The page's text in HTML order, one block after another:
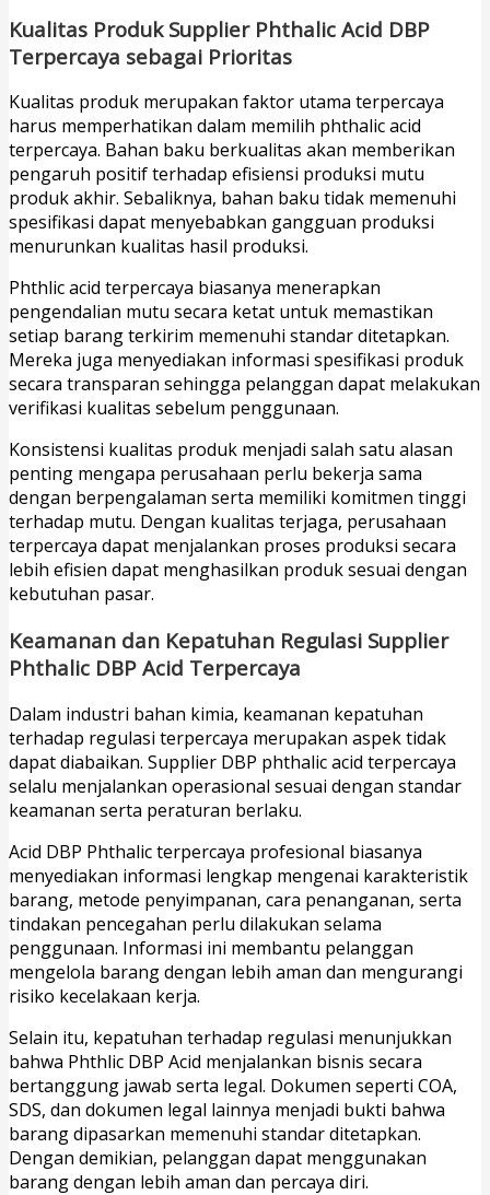
Kualitas Produk Supplier Phthalic Acid DBP
Terpercaya sebagai Prioritas
Kualitas produk merupakan faktor utama terpercaya
harus memperhatikan dalam memilih phthalic acid
terpercaya. Bahan baku berkualitas akan memberikan
pengaruh positif terhadap efisiensi produksi mutu
produk akhir. Sebaliknya, bahan baku tidak memenuhi
spesifikasi dapat menyebabkan gangguan produksi
menurunkan kualitas hasil produksi.
Phthlic acid terpercaya biasanya menerapkan
pengendalian mutu secara ketat untuk memastikan
setiap barang terkirim memenuhi standar ditetapkan.
Mereka juga menyediakan informasi spesifikasi produk
secara transparan sehingga pelanggan dapat melakukan
verifikasi kualitas sebelum penggunaan.
Konsistensi kualitas produk menjadi salah satu alasan
penting mengapa perusahaan perlu bekerja sama
dengan berpengalaman serta memiliki komitmen tinggi
terhadap mutu. Dengan kualitas terjaga, perusahaan
terpercaya dapat menjalankan proses produksi secara
lebih efisien dapat menghasilkan produk sesuai dengan
kebutuhan pasar.
Keamanan dan Kepatuhan Regulasi Supplier
Phthalic DBP Acid Terpercaya
Dalam industri bahan kimia, keamanan kepatuhan
terhadap regulasi terpercaya merupakan aspek tidak
dapat diabaikan. Supplier DBP phthalic acid terpercaya
selalu menjalankan operasional sesuai dengan standar
keamanan serta peraturan berlaku.
Acid DBP Phthalic terpercaya profesional biasanya
menyediakan informasi lengkap mengenai karakteristik
barang, metode penyimpanan, cara penanganan, serta
tindakan pencegahan perlu dilakukan selama
penggunaan. Informasi ini membantu pelanggan
mengelola barang dengan lebih aman dan mengurangi
risiko kecelakaan kerja.
Selain itu, kepatuhan terhadap regulasi menunjukkan
bahwa Phthlic DBP Acid menjalankan bisnis secara
bertanggung jawab serta legal. Dokumen seperti COA,
SDS, dan dokumen legal lainnya menjadi bukti bahwa
barang dipasarkan memenuhi standar ditetapkan.
Dengan demikian, pelanggan dapat menggunakan
barang dengan lebih aman dan percaya diri.